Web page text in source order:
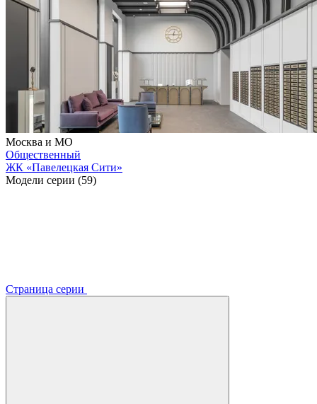
Москва и МО
Общественный
ЖК «Павелецкая Сити»
Модели серии (59)
Страница серии